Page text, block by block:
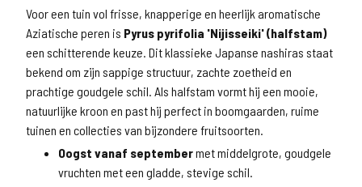
Voor een tuin vol frisse, knapperige en heerlijk aromatische
Aziatische peren is Pyrus pyrifolia 'Nijisseiki' (halfstam)
een schitterende keuze. Dit klassieke Japanse nashiras staat
bekend om zijn sappige structuur, zachte zoetheid en
prachtige goudgele schil. Als halfstam vormt hij een mooie,
natuurlijke kroon en past hij perfect in boomgaarden, ruime
tuinen en collecties van bijzondere fruitsoorten.
Oogst vanaf septembermet middelgrote, goudgele
vruchten met een gladde, stevige schil.